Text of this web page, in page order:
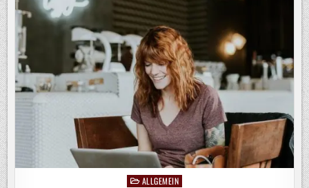
SPRECHER
MASKE:
„BALD
GIBT
ES
EINEN
GROSSEN K
NALL“
PostedALLGEMEIN